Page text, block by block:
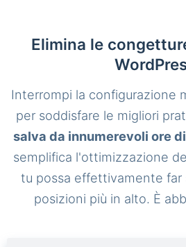
Elimina le
Interrompi la configurazione
per soddisfare le migliori
salva da innumerevoli ore
semplifica l'ottimizzazione
tu possa effettivamente far
posizioni più in alto. È